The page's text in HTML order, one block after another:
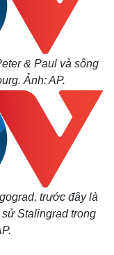
& Paul và sông
Ảnh: AP.
trước đây là
Stalingrad trong